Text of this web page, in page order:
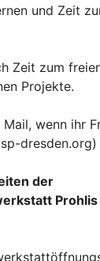
und Zeit
Zeit zum
Projekte.
wenn ihr
dresden.org)
der